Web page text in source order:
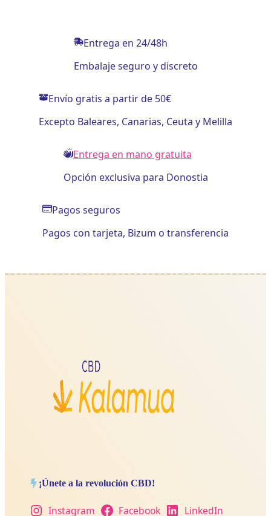
Entrega en 24/48h
Embalaje seguro y discreto
Envío gratis a partir de 50€
Excepto Baleares, Canarias, Ceuta y Melilla
Entrega en mano gratuita
Opción exclusiva para Donostia
Pagos seguros
Pagos con tarjeta, Bizum o transferencia
¡Únete a la revolución CBD!
Instagram Facebook
LinkedIn